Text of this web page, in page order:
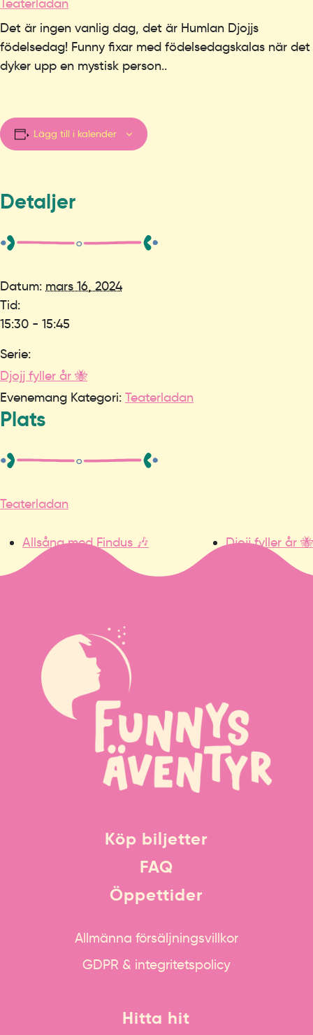
Teaterladan
Det är ingen vanlig dag, det är Humlan Djojjs
födelsedag! Funny fixar med födelsedagskalas när det
dyker upp en mystisk person..
Lägg till i kalender
Detaljer
Datum: mars 16, 2024
Tid:
15:30 - 15:45
Serie:
Djojj fyller år 🐝
Evenemang Kategori: Teaterladan
Plats
Teaterladan
Allsång med Findus 🎶 Djojj fyller år 🐝
Köp biljetter
FAQ
Öppettider
Allmänna försäljningsvillkor
GDPR & integritetspolicy
Hitta hit